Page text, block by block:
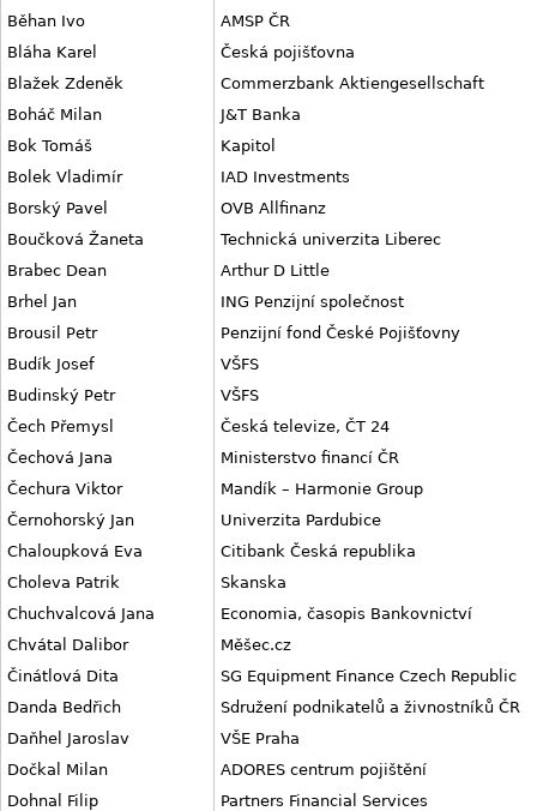
Běhan Ivo
AMSP ČR
Bláha Karel
Česká pojišťovna
Blažek Zdeněk
Commerzbank Aktiengesellschaft
Boháč Milan
J&T Banka
Bok Tomáš
Kapitol
Bolek Vladimír
IAD Investments
Borský Pavel
OVB Allfinanz
Boučková Žaneta
Technická univerzita Liberec
Brabec Dean
Arthur D Little
Brhel Jan
ING Penzijní společnost
Brousil Petr
Penzijní fond České Pojišťovny
Budík Josef
VŠFS
Budinský Petr
VŠFS
Čech Přemysl
Česká televize, ČT 24
Čechová Jana
Ministerstvo financí ČR
Čechura Viktor
Mandík – Harmonie Group
Černohorský Jan
Univerzita Pardubice
Chaloupková Eva
Citibank Česká republika
Choleva Patrik
Skanska
Chuchvalcová Jana
Economia, časopis Bankovnictví
Chvátal Dalibor
Měšec.cz
Činátlová Dita
SG Equipment Finance Czech Republic
Danda Bedřich
Sdružení podnikatelů a živnostníků ČR
Daňhel Jaroslav
VŠE Praha
Dočkal Milan
ADORES centrum pojištění
Dohnal Filip
Partners Financial Services